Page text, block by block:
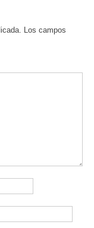
Los campos